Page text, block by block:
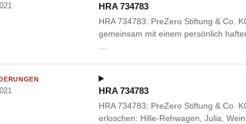
HRA 734783
HRA 734783: PreZero Stiftung & Co.
gemeinsam mit einem persönlich
HRA 734783
HRA 734783: PreZero Stiftung & Co.
erloschen: Hille-Rehwagen, Julia,